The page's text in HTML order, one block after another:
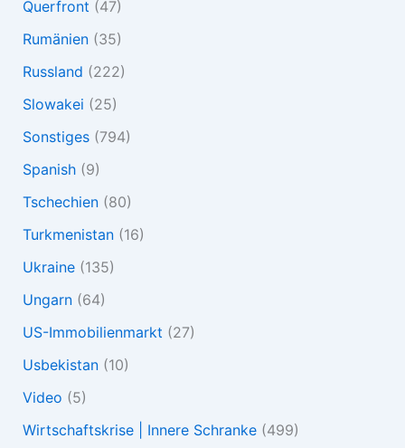
Querfront (47)
Rumänien(35)
Russland (222)
Slowakei (25)
Sonstiges(794)
Spanish(9)
Tschechien(80)
Turkmenistan(16)
Ukraine(135)
Ungarn(64)
US-Immobilienmarkt (27)
Usbekistan(10)
Video (5)
Wirtschaftskrise | Innere Schranke(499)